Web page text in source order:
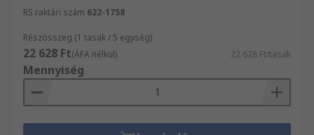
RS raktári szám 622-1758
Részösszeg (1 tasak / 5 egység)
22 628 Ft(ÁFA nélkül) 22 628 Ft/tasak
Mennyiség